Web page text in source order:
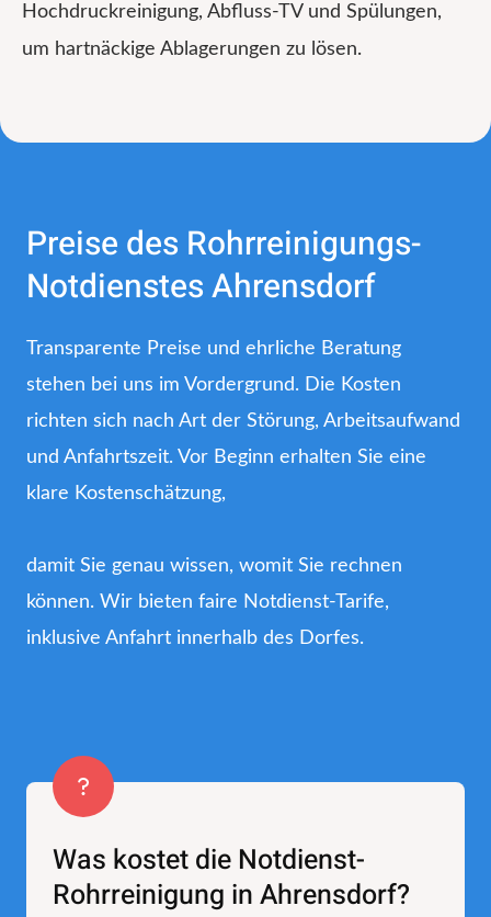
Hochdruckreinigung, Abfluss-TV und Spülungen,
um hartnäckige Ablagerungen zu lösen.
Preise des Rohrreinigungs-
Notdienstes Ahrensdorf
Transparente Preise und ehrliche Beratung
stehen bei uns im Vordergrund. Die Kosten
richten sich nach Art der Störung, Arbeitsaufwand
und Anfahrtszeit. Vor Beginn erhalten Sie eine
klare Kostenschätzung,
damit Sie genau wissen, womit Sie rechnen
können. Wir bieten faire Notdienst-Tarife,
inklusive Anfahrt innerhalb des Dorfes.
Was kostet die Notdienst-
Rohrreinigung in Ahrensdorf?